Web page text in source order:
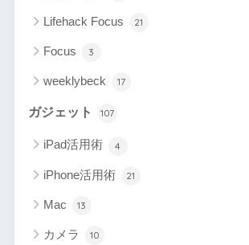
Lifehack Focus 21
Focus 3
weeklybeck 17
ガジェット 107
iPad活用術 4
iPhone活用術 21
Mac 13
カメラ 10